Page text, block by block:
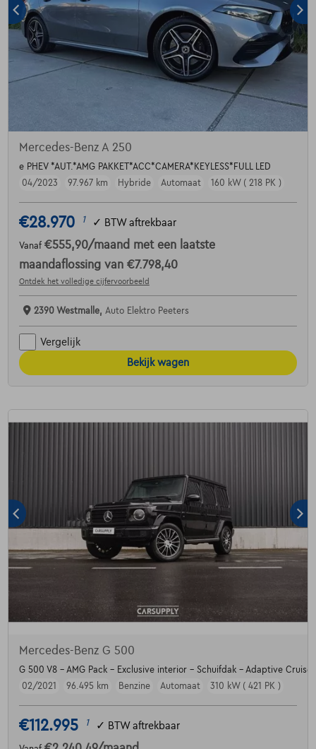
Mercedes-Benz A 250
e PHEV *AUT.*AMG PAKKET*ACC*CAMERA*KEYLESS*FULL LED
04/2023
97.967 km Hybride Automaat 160 kW ( 218 PK )
€28.970 1 ✓ BTW aftrekbaar
Vanaf €555,90/maand met een laatste
maandaflossing van €7.798,40
Ontdek het volledige cijfervoorbeeld
2390 Westmalle, Auto Elektro Peeters
Vergelijk
Bekijk wagen
Mercedes-Benz G 500
G 500 V8 - AMG Pack - Exclusive interior - Schuifdak - Adaptive
02/2021
96.495 km Benzine Automaat 310 kW ( 421 PK )
€112.995 1 ✓ BTW aftrekbaar